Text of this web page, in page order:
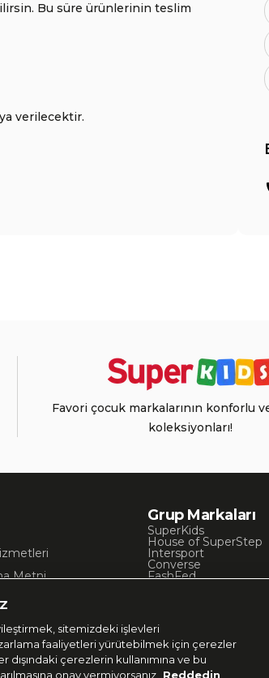
Bu süre ürünlerinin teslim
verilecektir.
Favori çocuk markalarının konforlu
koleksiyonları!
Metni
Grup Markaları
SuperKids
House of SuperStep
Intersport
Converse
FashFed
Occassion
UNITED4
sitemizdeki işlevleri
faaliyetleri yürütebilmek için çerezler
dışındaki çerezlerin kullanımına ve bu
onay vermiyorsanız Reddedin